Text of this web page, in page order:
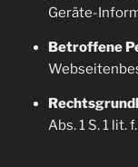
Geräte-
Betroffene
Abs. 1 S. 1 lit.